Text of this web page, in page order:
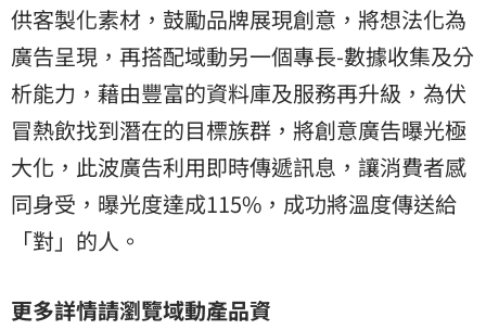
供客製化素材，鼓勵品牌展現創意，將想法化為
廣告呈現，再搭配域動另一個專長-數據收集及分
析能力，藉由豐富的資料庫及服務再升級，為伏
冒熱飲找到潛在的目標族群，將創意廣告曝光極
大化，此波廣告利用即時傳遞訊息，讓消費者感
同身受，曝光度達成115%，成功將溫度傳送給
「對」的人。
更多詳情請瀏覽域動產品資